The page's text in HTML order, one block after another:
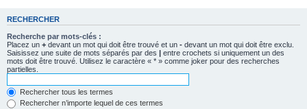
RECHERCHER
Recherche par mots-clés :
Placez un + devant un mot qui doit être trouvé et un - devant un mot qui doit être exclu.
Saisissez une suite de mots séparés par des | entre crochets si uniquement un des
mots doit être trouvé. Utilisez le caractère « * » comme joker pour des recherches
partielles.
Rechercher tous les termes
Rechercher n’importe lequel de ces termes